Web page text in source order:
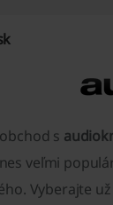
s
veľmi
Vyberajte